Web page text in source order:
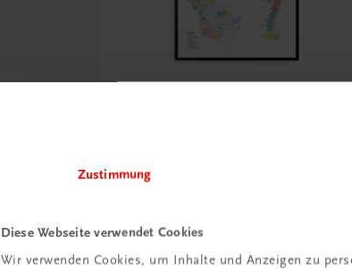
Zustimmung
Diese Webseite verwendet Cookies
Wir verwenden Cookies, um Inhalte und Anzeigen zu